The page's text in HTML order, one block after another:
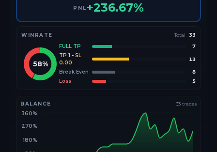
PNL +236.67%
WINRATE Total 33
58%
FULL TP
7
TP 1 - SL
0.00
13
Break Even
8
Loss
5
BALANCE 33 trades
180%
270%
360%